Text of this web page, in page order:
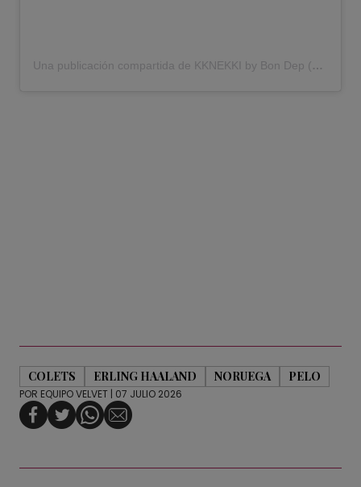
Una publicación compartida de KKNEKKI by Bon Dep (@kknekki)
COLETS ERLING HAALAND NORUEGA PELO
POR EQUIPO VELVET | 07 JULIO 2026